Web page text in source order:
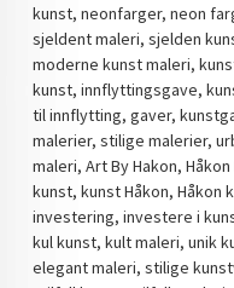
kunst, neonfarger, neon
sjeldent maleri, sjelden
moderne kunst maleri,
kunst, innflyttingsgave,
til innflytting, gaver,
malerier, stilige malerier,
maleri, Art By Hakon,
kunst, kunst Håkon, Håkon
investering, investere i
kul kunst, kult maleri, unik
elegant maleri, stilige